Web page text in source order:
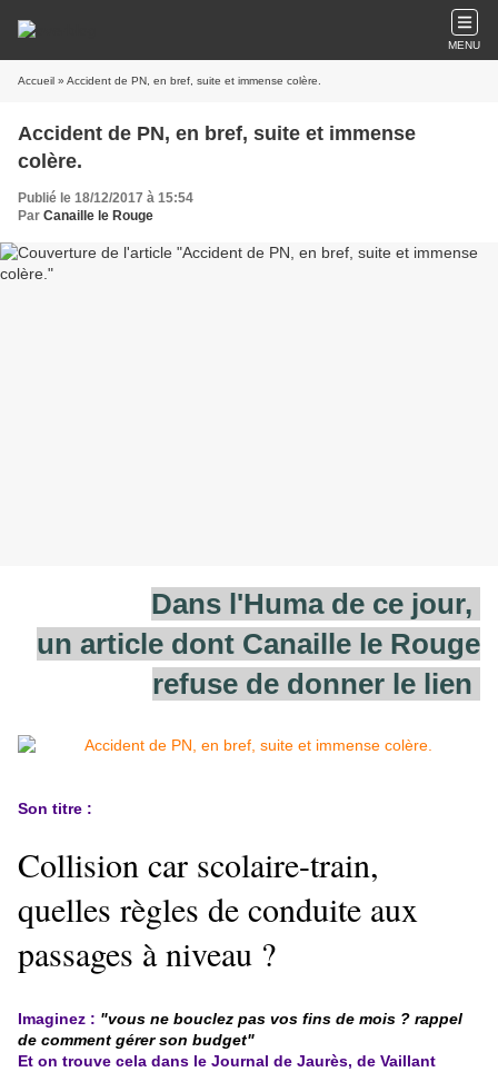
MENU
Accueil » Accident de PN, en bref, suite et immense colère.
Accident de PN, en bref, suite et immense
colère.
Publié le 18/12/2017 à 15:54
Par Canaille le Rouge
Dans l'Huma de ce jour,
un article dont Canaille le Rouge
refuse de donner le lien
Son titre :
Collision car scolaire-train,
quelles règles de conduite aux
passages à niveau ?
Imaginez : "vous ne bouclez pas vos fins de mois ? rappel
de comment gérer son budget"
Et on trouve cela dans le Journal de Jaurès, de Vaillant